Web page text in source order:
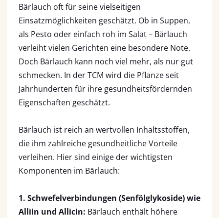
Bärlauch oft für seine vielseitigen
Einsatzmöglichkeiten geschätzt. Ob in Suppen,
als Pesto oder einfach roh im Salat – Bärlauch
verleiht vielen Gerichten eine besondere Note.
Doch Bärlauch kann noch viel mehr, als nur gut
schmecken. In der TCM wird die Pflanze seit
Jahrhunderten für ihre gesundheitsfördernden
Eigenschaften geschätzt.
Bärlauch ist reich an wertvollen Inhaltsstoffen,
die ihm zahlreiche gesundheitliche Vorteile
verleihen. Hier sind einige der wichtigsten
Komponenten im Bärlauch:
1. Schwefelverbindungen (Senfölglykoside) wie
Alliin und Allicin: Bärlauch enthält höhere